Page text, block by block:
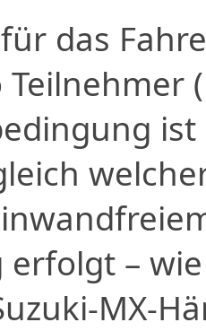
das
Teilnehmer
–
MX-